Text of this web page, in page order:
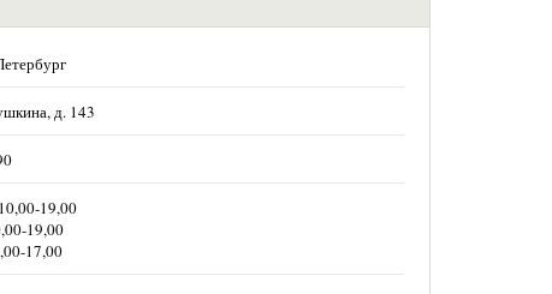
д. 143
19,00
19,00
17,00